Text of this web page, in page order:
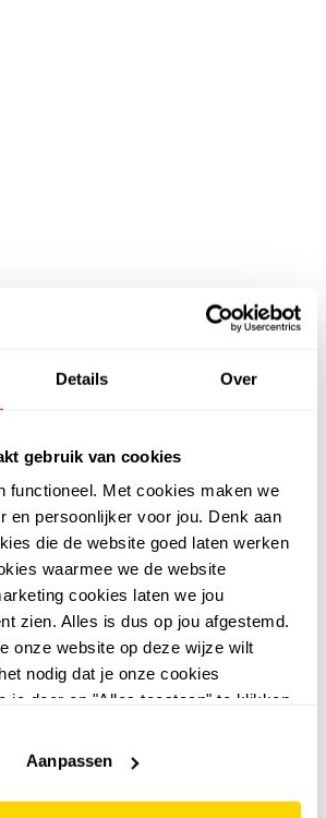
Details Over
gebruik van cookies
functioneel. Met cookies maken we
en persoonlijker voor jou. Denk aan
die de website goed laten werken
waarmee we de website
cookies laten we jou
zien. Alles is dus op jou afgestemd.
onze website op deze wijze wilt
nodig dat je onze cookies
je door op "Alles toestaan" te klikken.
functioneert.
Aanpassen